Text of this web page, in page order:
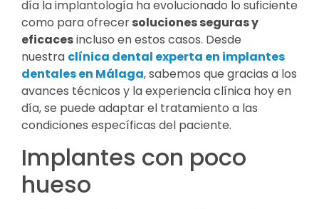
día la implantología ha evolucionado lo suficiente
como para ofrecersoluciones seguras y
eficacesincluso en estos casos. Desde
nuestra clínica dental experta en implantes
dentales en Málaga, sabemos que gracias a los
avances técnicos y la experiencia clínica hoy en
día, se puede adaptar el tratamiento a las
condiciones específicas del paciente.
Implantes con poco
hueso